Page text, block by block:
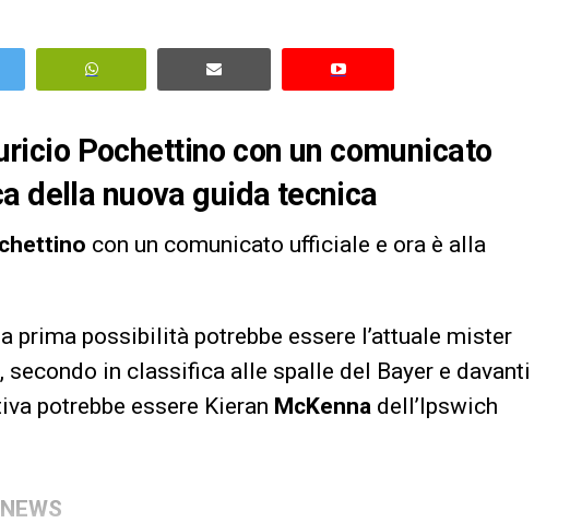
Pochettino con un comunicato
della nuova guida tecnica
con un comunicato ufficiale e ora è alla
prima possibilità potrebbe essere l’attuale mister
, secondo in classifica alle spalle del Bayer e davanti
potrebbe essere Kieran McKenna dell’Ipswich